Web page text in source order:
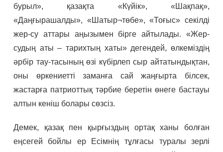
бурыл», қазақта «Күйік», «Шақпақ»,
«Даңғырашалды», «Шатыр¬төбе», «Тоғыс» секілді
жер-су аттары аңызымен бірге айтылады. «Жер-
судың аты – тарихтың хаты» дегендей, өлкеміздің
әрбір тау-тасының өзі күбірлеп сыр айтатындықтан,
оны өркениетті заманға сай жаңғырта білсек,
жастарға патриоттық тәрбие беретін өнеге бастауы
алтын кеніш болары сөзсіз.
Демек, қазақ пен қырғыздың ортақ ханы болған
еңсегей бойлы ер Есімнің тұлғасы туралы зерлі